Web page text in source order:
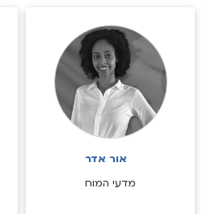
אור אדר
מדעי המוח